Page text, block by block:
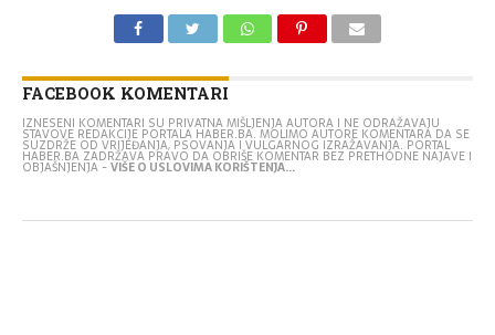
FACEBOOK KOMENTARI
IZNESENI KOMENTARI SU PRIVATNA MIŠLJENJA AUTORA I NE ODRAŽAVAJU
STAVOVE REDAKCIJE PORTALA HABER.BA. MOLIMO AUTORE KOMENTARA DA SE
SUZDRŽE OD VRIJEĐANJA, PSOVANJA I VULGARNOG IZRAŽAVANJA. PORTAL
HABER.BA ZADRŽAVA PRAVO DA OBRIŠE KOMENTAR BEZ PRETHODNE NAJAVE I
OBJAŠNJENJA -VIŠE O USLOVIMA KORIŠTENJA...